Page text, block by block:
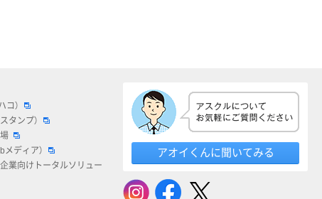
コ）
タンプ）
メディア）
業向けトータルソリュー
アオイくんに聞いてみる